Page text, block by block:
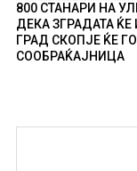
800 СТАНАРИ НА
ДЕКА ЗГРАДАТА
ГРАД СКОПЈЕ ЌЕ
СООБРАЌАЈНИЦА